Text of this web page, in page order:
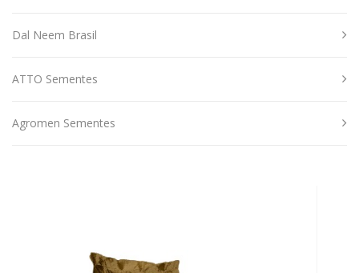
Dal Neem Brasil
ATTO Sementes
Agromen Sementes